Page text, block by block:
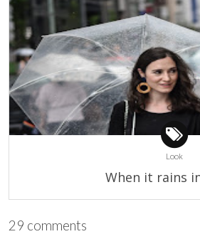
Look
When it rains
29 comments